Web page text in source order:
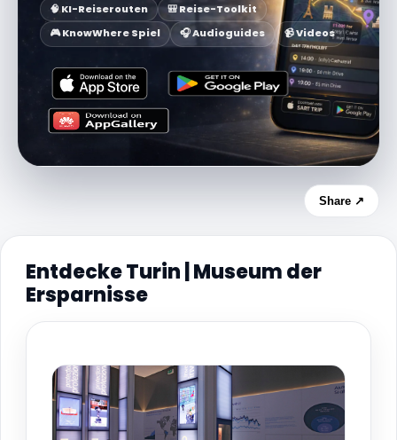
🧠 KI-Reiserouten
🎒 Reise-Toolkit
🎮 KnowWhere Spiel
🎧 Audioguides 📹 Videos
Share ↗
Entdecke Turin | Museum der
Ersparnisse